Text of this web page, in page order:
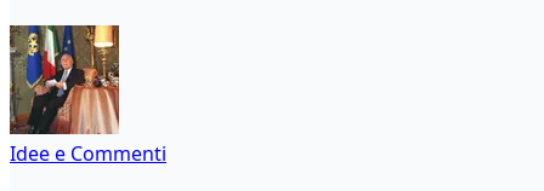
Idee e Commenti